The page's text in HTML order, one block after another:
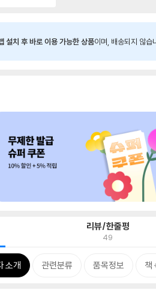
치 후 바로 이용 가능한 상품이며, 배송되지 않습
리뷰/한줄평
49
소개 관련분류 품목정보 책